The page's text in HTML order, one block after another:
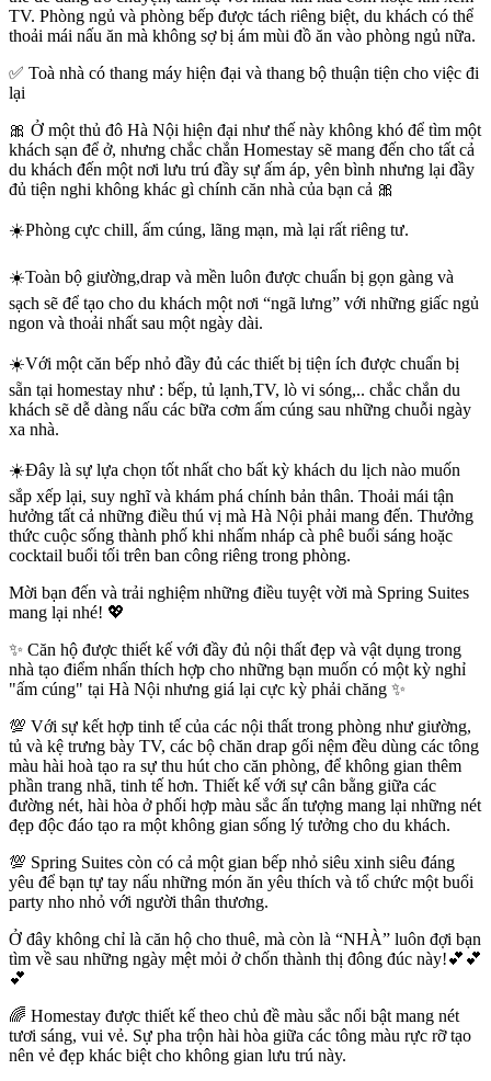
TV. Phòng ngủ và phòng bếp được tách riêng biệt, du khách có thể
thoải mái nấu ăn mà không sợ bị ám mùi đồ ăn vào phòng ngủ nữa.
✅ Toà nhà có thang máy hiện đại và thang bộ thuận tiện cho việc đi
lại
🎀 Ở một thủ đô Hà Nội hiện đại như thế này không khó để tìm một
khách sạn để ở, nhưng chắc chắn Homestay sẽ mang đến cho tất cả
du khách đến một nơi lưu trú đầy sự ấm áp, yên bình nhưng lại đầy
đủ tiện nghi không khác gì chính căn nhà của bạn cả 🎀
☀️Phòng cực chill, ấm cúng, lãng mạn, mà lại rất riêng tư.
☀️Toàn bộ giường,drap và mền luôn được chuẩn bị gọn gàng và
sạch sẽ để tạo cho du khách một nơi “ngã lưng” với những giấc ngủ
ngon và thoải nhất sau một ngày dài.
☀️Với một căn bếp nhỏ đầy đủ các thiết bị tiện ích được chuẩn bị
sẵn tại homestay như : bếp, tủ lạnh,TV, lò vi sóng,.. chắc chắn du
khách sẽ dễ dàng nấu các bữa cơm ấm cúng sau những chuỗi ngày
xa nhà.
☀️Đây là sự lựa chọn tốt nhất cho bất kỳ khách du lịch nào muốn
sắp xếp lại, suy nghĩ và khám phá chính bản thân. Thoải mái tận
hưởng tất cả những điều thú vị mà Hà Nội phải mang đến. Thưởng
thức cuộc sống thành phố khi nhấm nháp cà phê buổi sáng hoặc
cocktail buổi tối trên ban công riêng trong phòng.
Mời bạn đến và trải nghiệm những điều tuyệt vời mà Spring Suites
mang lại nhé! 💖
✨ Căn hộ được thiết kế với đầy đủ nội thất đẹp và vật dụng trong
nhà tạo điểm nhấn thích hợp cho những bạn muốn có một kỳ nghỉ
"ấm cúng" tại Hà Nội nhưng giá lại cực kỳ phải chăng ✨
💯 Với sự kết hợp tinh tế của các nội thất trong phòng như giường,
tủ và kệ trưng bày TV, các bộ chăn drap gối nệm đều dùng các tông
màu hài hoà tạo ra sự thu hút cho căn phòng, để không gian thêm
phần trang nhã, tinh tế hơn. Thiết kế với sự cân bằng giữa các
đường nét, hài hòa ở phối hợp màu sắc ấn tượng mang lại những nét
đẹp độc đáo tạo ra một không gian sống lý tưởng cho du khách.
💯 Spring Suites còn có cả một gian bếp nhỏ siêu xinh siêu đáng
yêu để bạn tự tay nấu những món ăn yêu thích và tổ chức một buổi
party nho nhỏ với người thân thương.
Ở đây không chỉ là căn hộ cho thuê, mà còn là “NHÀ” luôn đợi bạn
tìm về sau những ngày mệt mỏi ở chốn thành thị đông đúc này!💕💕
💕
🌈 Homestay được thiết kế theo chủ đề màu sắc nổi bật mang nét
tươi sáng, vui vẻ. Sự pha trộn hài hòa giữa các tông màu rực rỡ tạo
nên vẻ đẹp khác biệt cho không gian lưu trú này.